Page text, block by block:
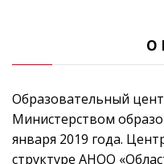
О
Образовательный
Министерством
января 2019 года.
структуре АНОО